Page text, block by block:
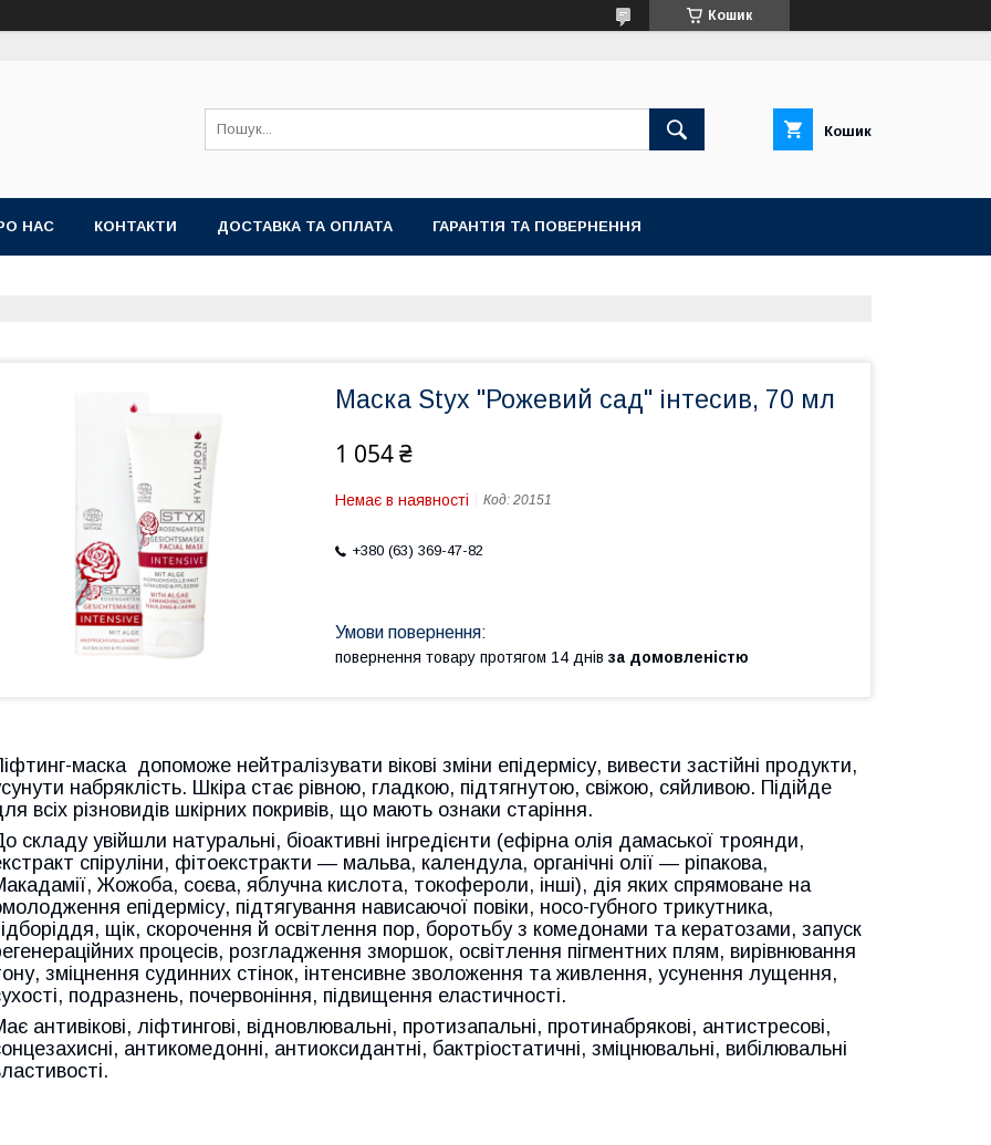
Кошик
Кошик
НАС КОНТАКТИ ДОСТАВКА ТА ОПЛАТА ГАРАНТІЯ ТА ПОВЕРНЕННЯ
Маска Styx "Рожевий сад" інтесив, 70 мл
1 054 ₴
Немає в наявності Код: 20151
+380 (63) 369-47-82
повернення товару протягом 14 днів за домовленістю
маска допоможе нейтралізувати вікові зміни епідермісу, вивести застійні продукти,
набряклість. Шкіра стає рівною, гладкою, підтягнутою, свіжою, сяйливою. Підійде
всіх різновидів шкірних покривів, що мають ознаки старіння.
складу увійшли натуральні, біоактивні інгредієнти (ефірна олія дамаської троянди,
спіруліни, фітоекстракти — мальва, календула, органічні олії — ріпакова,
Жожоба, соєва, яблучна кислота, токофероли, інші), дія яких спрямоване на
епідермісу, підтягування нависаючої повіки, носо-губного трикутника,
щік, скорочення й освітлення пор, боротьбу з комедонами та кератозами, запуск
процесів, розгладження зморшок, освітлення пігментних плям, вирівнювання
зміцнення судинних стінок, інтенсивне зволоження та живлення, усунення лущення,
подразнень, почервоніння, підвищення еластичності.
антивікові, ліфтингові, відновлювальні, протизапальні, протинабрякові, антистресові,
антикомедонні, антиоксидантні, бактріостатичні, зміцнювальні, вибілювальні